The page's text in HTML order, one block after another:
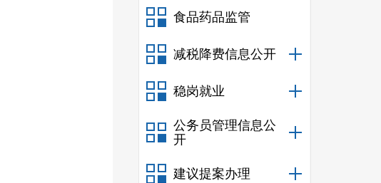
食品药品监管
减税降费信息公开
稳岗就业
公务员管理信息公
开
建议提案办理